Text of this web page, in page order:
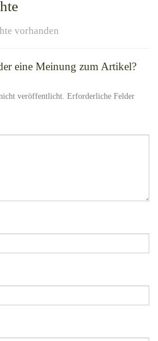
vorhanden
eine Meinung zum Artikel?
veröffentlicht. Erforderliche Felder